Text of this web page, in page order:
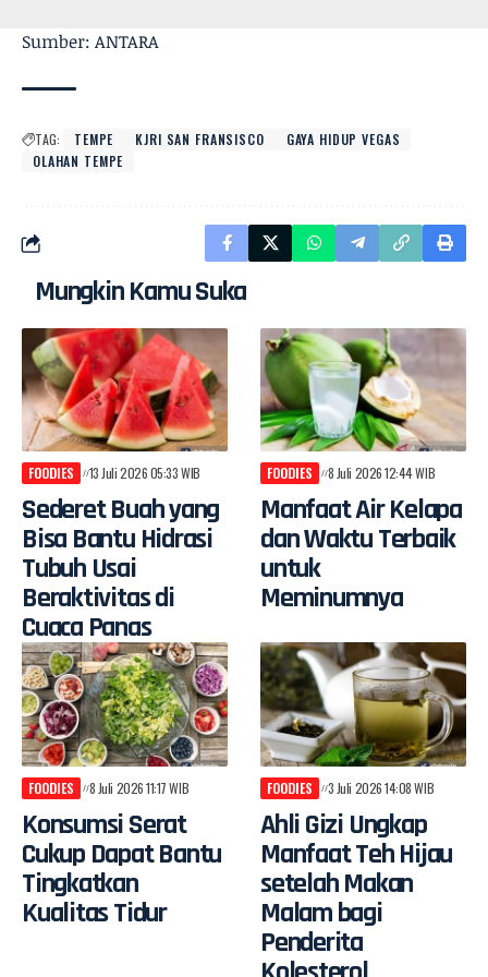
Sumber: ANTARA
TAG: TEMPE KJRI SAN FRANSISCO
GAYA HIDUP VEGAS
OLAHAN TEMPE
Mungkin Kamu Suka
FOODIES 13 Juli 2026 05:33 WIB
Sederet Buah yang
Bisa Bantu Hidrasi
Tubuh Usai
Beraktivitas di
Cuaca Panas
FOODIES 8 Juli 2026 12:44 WIB
Manfaat Air Kelapa
dan Waktu Terbaik
untuk
Meminumnya
FOODIES 8 Juli 2026 11:17 WIB
Konsumsi Serat
Cukup Dapat Bantu
Tingkatkan
Kualitas Tidur
FOODIES 3 Juli 2026 14:08 WIB
Ahli Gizi Ungkap
Manfaat Teh Hijau
setelah Makan
Malam bagi
Penderita